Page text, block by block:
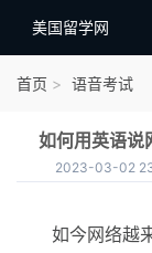
美国留学网
首页 语音考试
如何用英语说
2023-03-02
如今网络越来